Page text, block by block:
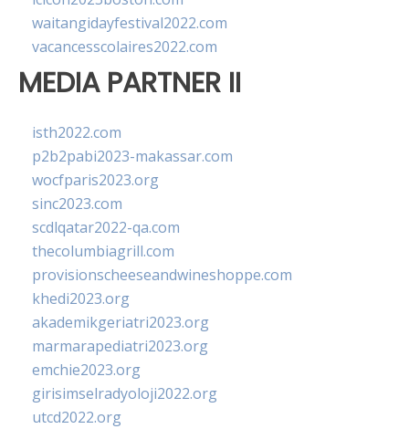
waitangidayfestival2022.com
vacancesscolaires2022.com
MEDIA PARTNER II
isth2022.com
p2b2pabi2023-makassar.com
wocfparis2023.org
sinc2023.com
scdlqatar2022-qa.com
thecolumbiagrill.com
provisionscheeseandwineshoppe.com
khedi2023.org
akademikgeriatri2023.org
marmarapediatri2023.org
emchie2023.org
girisimselradyoloji2022.org
utcd2022.org